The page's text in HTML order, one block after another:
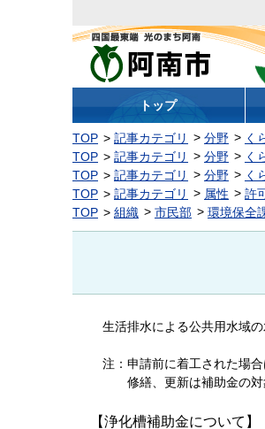
トップ
TOP 記事カテゴリ 分野 く
TOP
記事カテゴリ 分野 く
TOP
記事カテゴリ 分野 く
TOP
記事カテゴリ 属性
許
TOP
組織 市民部 環境保全
生活排水による公共用水域の
注：申請前に着工された場合
修繕、更新は補助金の対象
【浄化槽補助金について】